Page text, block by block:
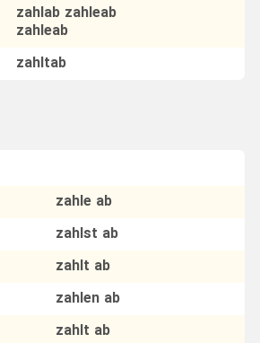
zahlab zahleab
zahleab
zahltab
zahle ab
zahlst ab
zahlt ab
zahlen ab
zahlt ab